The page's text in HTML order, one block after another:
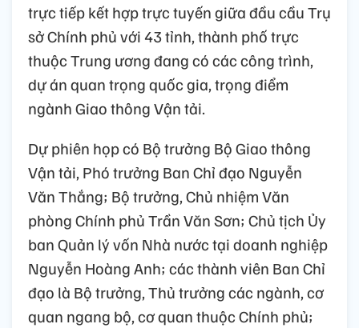
trực tiếp kết hợp trực tuyến giữa đầu cầu Trụ
sở Chính phủ với 43 tỉnh, thành phố trực
thuộc Trung ương đang có các công trình,
dự án quan trọng quốc gia, trọng điểm
ngành Giao thông Vận tải.
Dự phiên họp có Bộ trưởng Bộ Giao thông
Vận tải, Phó trưởng Ban Chỉ đạo Nguyễn
Văn Thắng; Bộ trưởng, Chủ nhiệm Văn
phòng Chính phủ Trần Văn Sơn; Chủ tịch Ủy
ban Quản lý vốn Nhà nước tại doanh nghiệp
Nguyễn Hoàng Anh; các thành viên Ban Chỉ
đạo là Bộ trưởng, Thủ trưởng các ngành, cơ
quan ngang bộ, cơ quan thuộc Chính phủ;